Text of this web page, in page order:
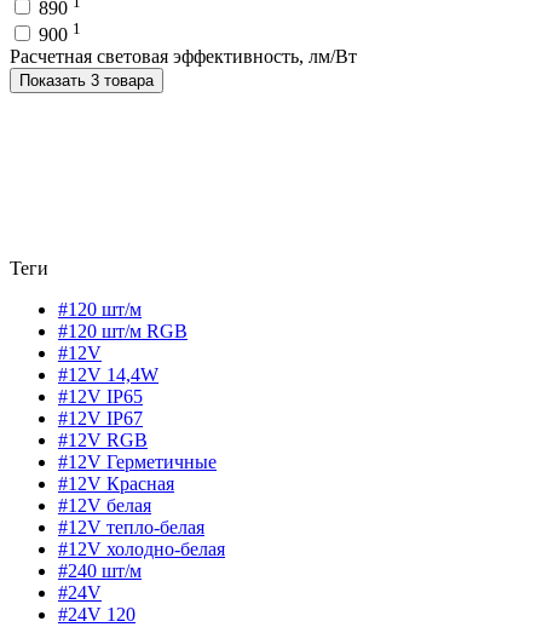
890
900 1
Расчетная световая эффективность, лм/Вт
Показать 3 товара
Теги
#120 шт/м
#120 шт/м RGB
#12V
#12V 14,4W
#12V IP65
#12V IP67
#12V RGB
#12V Герметичные
#12V Красная
#12V белая
#12V тепло-белая
#12V холодно-белая
#240 шт/м
#24V
#24V 120